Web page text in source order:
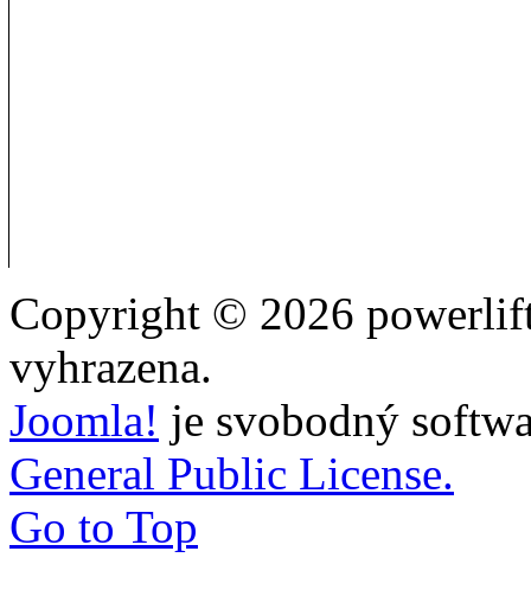
Copyright © 2026
vyhrazena.
Joomla! je svobodný
General Public License.
Go to Top